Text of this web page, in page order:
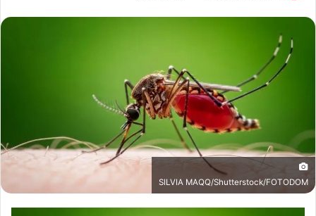
SILVIA MAQQ/Shutterstock/FOTODOM